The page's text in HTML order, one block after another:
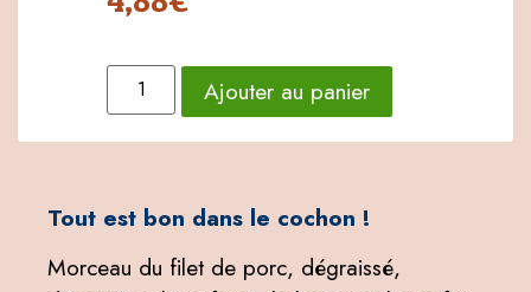
Ajouter au panier
Tout est bon dans le cochon !
Morceau du filet de porc, dégraissé,